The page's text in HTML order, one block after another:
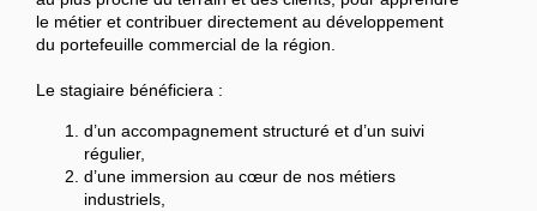
le métier et contribuer directement au développement
du portefeuille commercial de la région.
Le stagiaire bénéficiera :
d’un accompagnement structuré et d’un suivi
régulier,
d’une immersion au cœur de nos métiers
industriels,